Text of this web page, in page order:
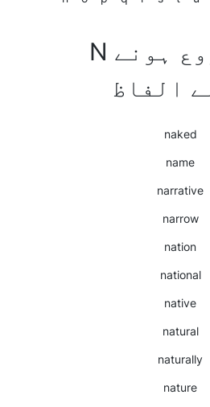
N سے شروع ہونے
الفاظ
naked
name
narrative
narrow
nation
national
native
natural
naturally
nature